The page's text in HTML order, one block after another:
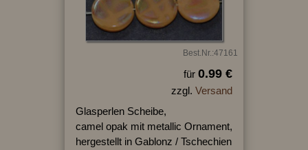
Best.Nr.:47161
für 0.99 €
zzgl. Versand
Glasperlen Scheibe,
camel opak mit metallic Ornament,
hergestellt in Gablonz / Tschechien